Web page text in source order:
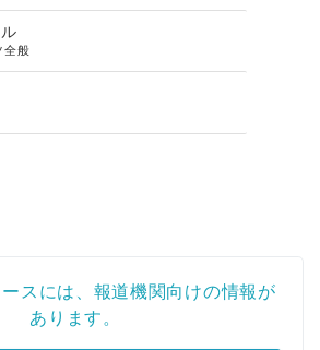
全般
スには、報道機関向けの情報が
あります。